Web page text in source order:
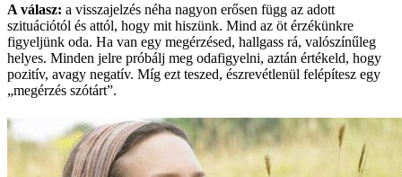
A válasz: a visszajelzés néha nagyon erősen függ az adott
szituációtól és attól, hogy mit hiszünk. Mind az öt érzékünkre
figyeljünk oda. Ha van egy megérzésed, hallgass rá, valószínűleg
helyes. Minden jelre próbálj meg odafigyelni, aztán értékeld, hogy
pozitív, avagy negatív. Míg ezt teszed, észrevétlenül felépítesz egy
„megérzés szótárt”.